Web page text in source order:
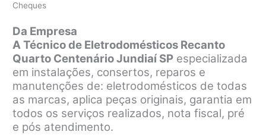
Cheques
Da Empresa
A Técnico de Eletrodomésticos Recanto
Quarto Centenário Jundiaí SP especializada
em instalações, consertos, reparos e
manutenções de: eletrodomésticos de todas
as marcas, aplica peças originais, garantia em
todos os serviços realizados, nota fiscal, pré
e pós atendimento.